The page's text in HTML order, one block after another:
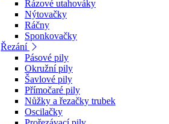
Rázové utahováky
Nýtovačky
Ráčny
Sponkovačky
Řezání
Pásové pily
Okružní pily
Šavlové pily
Přímočaré pily
Nůžky a řezačky trubek
Oscilačky